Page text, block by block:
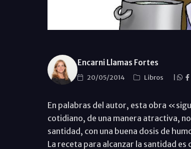
Encarni Llamas Fortes
20/05/2014 Libros
En palabras del autor, esta obra
cotidiano, de una manera atractiva,
santidad, con una buena dosis de
La receta para alcanzar la santidad